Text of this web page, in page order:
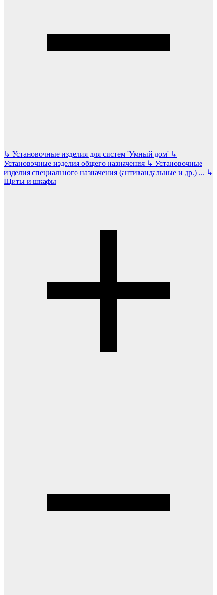
↳ Установочные изделия для систем 'Умный дом' ↳
Установочные изделия общего назначения ↳ Установочные
изделия специального назначения (антивандальные и др.) ... ↳
Щиты и шкафы